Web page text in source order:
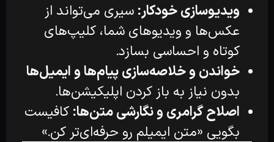
ویدیو‌سازی خودکار: سیری می‌تواند از
عکس‌ها و ویدیوهای شما، کلیپ‌های
کوتاه و احساسی بسازد.
خواندن و خلاصه‌سازی پیام‌ها و ایمیل‌ها
بدون نیاز به باز کردن اپلیکیشن‌ها.
اصلاح گرامری و نگارشی متن‌ها: کافیست
بگویی «متن ایمیلم رو حرفه‌ای‌تر کن.»